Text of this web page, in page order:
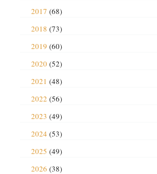
2017 (68)
2018 (73)
2019 (60)
2020 (52)
2021 (48)
2022 (56)
2023 (49)
2024 (53)
2025 (49)
2026 (38)